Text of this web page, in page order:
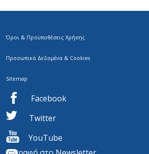
Όροι & Προϋποθέσεις Χρήσης
Προσωπικά Δεδομένα & Cookies
Sitemap
Facebook
Twitter
YouTube